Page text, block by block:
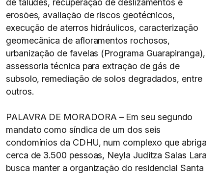
de taludes, recuperação de deslizamentos e
erosões, avaliação de riscos geotécnicos,
execução de aterros hidráulicos, caracterização
geomecânica de afloramentos rochosos,
urbanização de favelas (Programa Guarapiranga),
assessoria técnica para extração de gás de
subsolo, remediação de solos degradados, entre
outros.
PALAVRA DE MORADORA – Em seu segundo
mandato como síndica de um dos seis
condomínios da CDHU, num complexo que abriga
cerca de 3.500 pessoas, Neyla Juditza Salas Lara
busca manter a organização do residencial Santa